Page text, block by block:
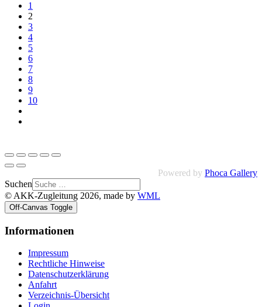
1
2
3
4
5
6
7
8
9
10
Powered by Phoca Gallery
Suchen
© AKK-Zugleitung 2026, made by WML
Off-Canvas Toggle
Informationen
Impressum
Rechtliche Hinweise
Datenschutzerklärung
Anfahrt
Verzeichnis-Übersicht